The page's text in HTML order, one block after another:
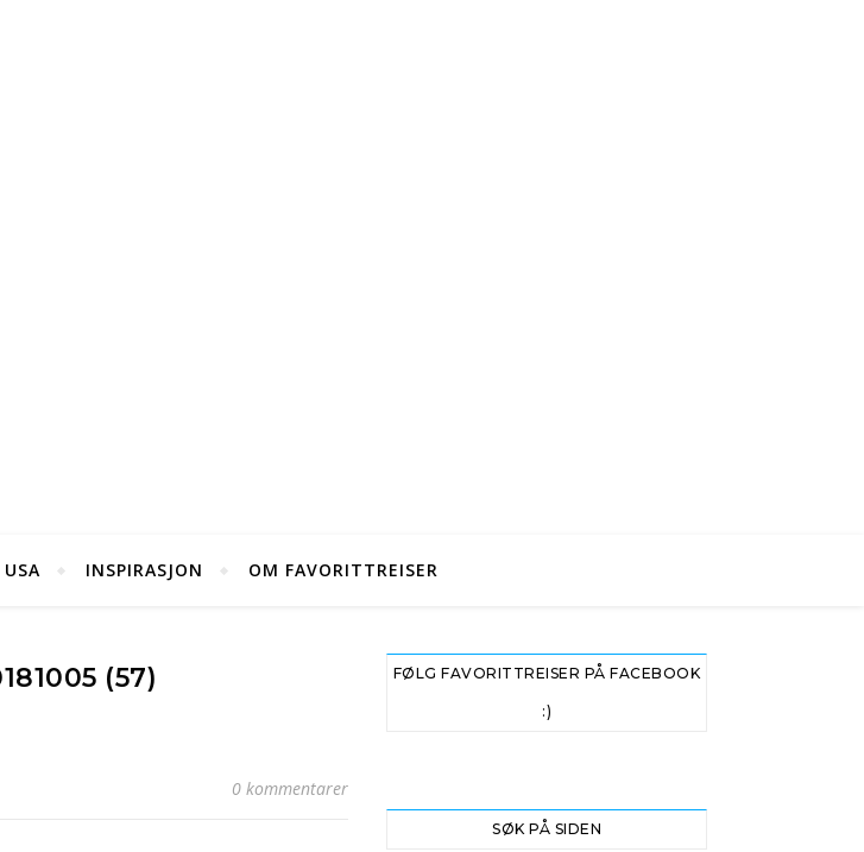
USA INSPIRASJON OM FAVORITTREISER
(57)
0 kommentarer
FØLG FAVORITTREISER PÅ FACEBOOK
:)
SØK PÅ SIDEN